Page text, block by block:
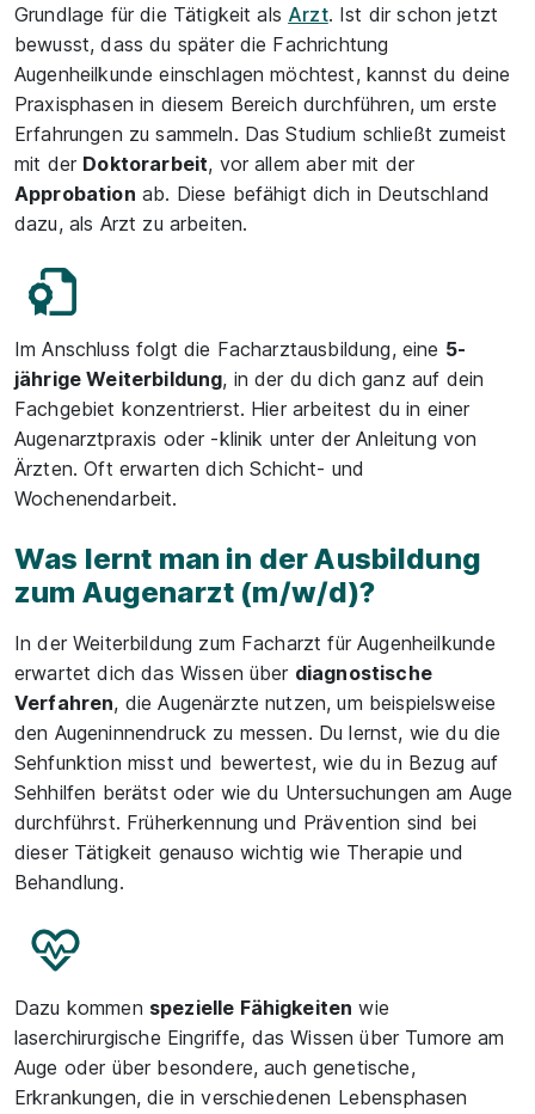
Grundlage für die Tätigkeit als Arzt. Ist dir schon jetzt
bewusst, dass du später die Fachrichtung
Augenheilkunde einschlagen möchtest, kannst du deine
Praxisphasen in diesem Bereich durchführen, um erste
Erfahrungen zu sammeln. Das Studium schließt zumeist
mit der Doktorarbeit, vor allem aber mit der
Approbation ab. Diese befähigt dich in Deutschland
dazu, als Arzt zu arbeiten.
Im Anschluss folgt die Facharztausbildung, eine 5-
jährige Weiterbildung, in der du dich ganz auf dein
Fachgebiet konzentrierst. Hier arbeitest du in einer
Augenarztpraxis oder -klinik unter der Anleitung von
Ärzten. Oft erwarten dich Schicht- und
Wochenendarbeit.
Was lernt man in der Ausbildung
zum Augenarzt (m/w/d)?
In der Weiterbildung zum Facharzt für Augenheilkunde
erwartet dich das Wissen über diagnostische
Verfahren, die Augenärzte nutzen, um beispielsweise
den Augeninnendruck zu messen. Du lernst, wie du die
Sehfunktion misst und bewertest, wie du in Bezug auf
Sehhilfen berätst oder wie du Untersuchungen am Auge
durchführst. Früherkennung und Prävention sind bei
dieser Tätigkeit genauso wichtig wie Therapie und
Behandlung.
Dazu kommen spezielle Fähigkeiten wie
laserchirurgische Eingriffe, das Wissen über Tumore am
Auge oder über besondere, auch genetische,
Erkrankungen, die in verschiedenen Lebensphasen